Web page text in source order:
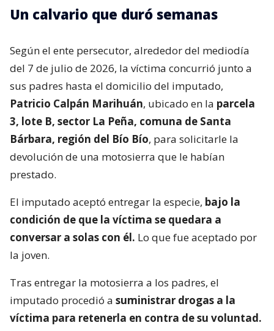
Un calvario que duró semanas
Según el ente persecutor, alrededor del mediodía
del 7 de julio de 2026, la víctima concurrió junto a
sus padres hasta el domicilio del imputado,
Patricio Calpán Marihuán, ubicado en la parcela
3, lote B, sector La Peña, comuna de Santa
Bárbara, región del Bío Bío, para solicitarle la
devolución de una motosierra que le habían
prestado.
El imputado aceptó entregar la especie, bajo la
condición de que la víctima se quedara a
conversar a solas con él. Lo que fue aceptado por
la joven.
Tras entregar la motosierra a los padres, el
imputado procedió a suministrar drogas a la
víctima para retenerla en contra de su voluntad.